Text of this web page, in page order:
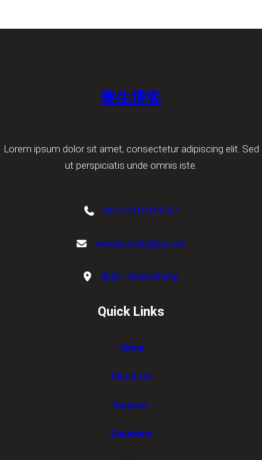
黎生博客
Lorem ipsum dolor sit amet, consectetur adipiscing elit. Sed
ut perspiciatis unde omnis iste.
+86 13016049532
wangluoyijia@qq.com
微信：leewasheng
Quick Links
Home
About Us
Services
Solutions